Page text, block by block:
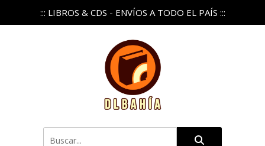
::: LIBROS & CDS - ENVÍOS A TODO EL PAÍS :::